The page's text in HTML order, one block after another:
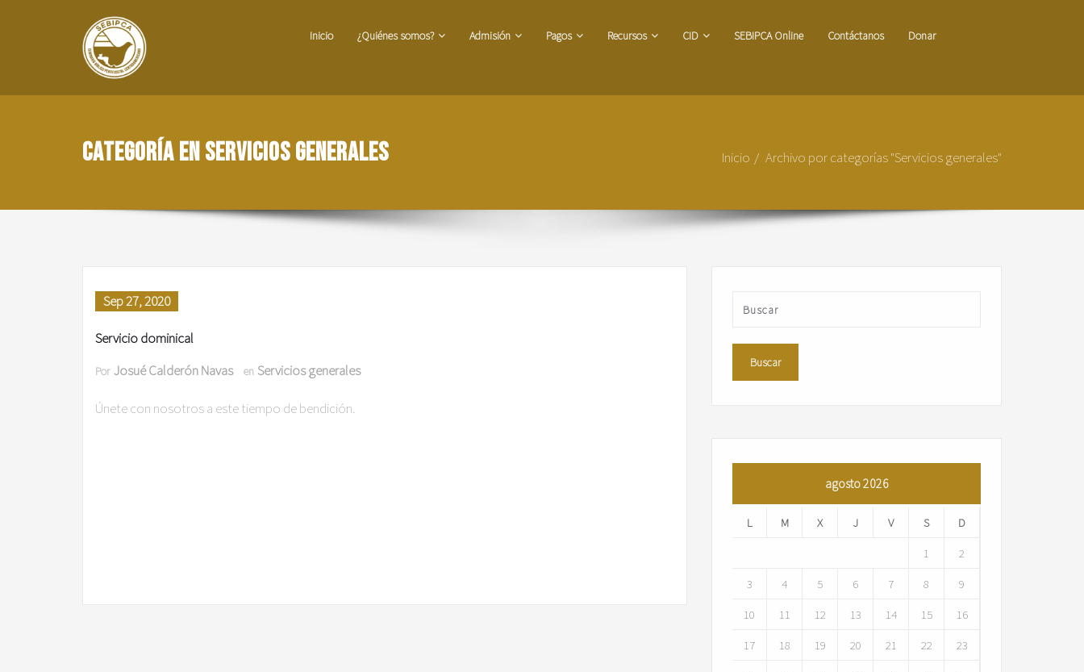
Inicio ¿Quiénes somos? Admisión Pagos Recursos CID SEBIPCA Online Contáctanos Donar
Categoría en Servicios generales Inicio Archivo por categorías "Servicios generales"
Sep 27, 2020
Servicio dominical
Por Josué Calderón Navas en Servicios generales
Únete con nosotros a este tiempo de bendición.
agosto 2026
L M X J V S
D
1
2
3
4 5 6 7 8
9
10
11 12 13 14 15
16
17
18 19 20 21 22
23